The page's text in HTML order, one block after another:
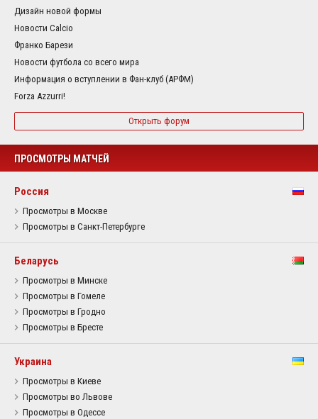
Дизайн новой формы
Новости Calcio
Франко Барези
Новости футбола со всего мира
Информация о вступлении в Фан-клуб (АРФМ)
Forza Azzurri!
Открыть форум
ПРОСМОТРЫ МАТЧЕЙ
Россия
Просмотры в Москве
Просмотры в Санкт-Петербурге
Беларусь
Просмотры в Минске
Просмотры в Гомеле
Просмотры в Гродно
Просмотры в Бресте
Украина
Просмотры в Киеве
Просмотры во Львове
Просмотры в Одессе